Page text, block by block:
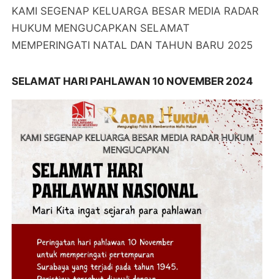
KAMI SEGENAP KELUARGA BESAR MEDIA RADAR
HUKUM MENGUCAPKAN SELAMAT
MEMPERINGATI NATAL DAN TAHUN BARU 2025
SELAMAT HARI PAHLAWAN 10 NOVEMBER 2024